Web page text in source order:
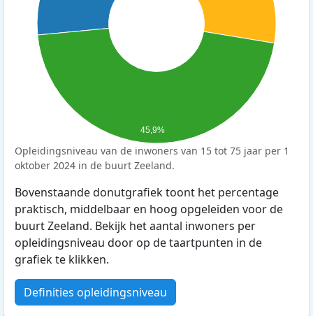
45,9%
Opleidingsniveau van de inwoners van 15 tot 75 jaar per 1
oktober 2024 in de buurt Zeeland.
Bovenstaande donutgrafiek toont het percentage
praktisch, middelbaar en hoog opgeleiden voor de
buurt Zeeland. Bekijk het aantal inwoners per
opleidingsniveau door op de taartpunten in de
grafiek te klikken.
Definities opleidingsniveau